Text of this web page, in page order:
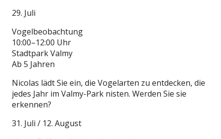
29. Juli
Vogelbeobachtung
10:00–12:00 Uhr
Stadtpark Valmy
Ab 5 Jahren
Nicolas lädt Sie ein, die Vogelarten zu entdecken, die
jedes Jahr im Valmy-Park nisten. Werden Sie sie
erkennen?
31. Juli / 12. August